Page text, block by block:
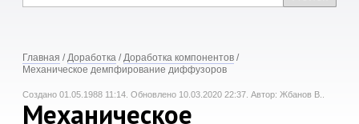
Главная / Доработка / Доработка компонентов /
Механическое демпфирование диффузоров
Создано 01.05.1988 11:14. Обновлено 10.03.2020 22:37. Автор: Жбанов В..
Механическое